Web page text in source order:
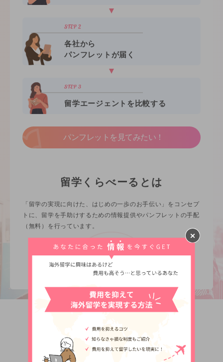
各社から
パンフレットが届く
留学エージェントを比較する
パンフレットを見てみたい！
留学くらべーるとは
「留学の実現に向けた、はじめの一歩のお手伝い」をコンセプ
トに、留学を手助けするための情報提供やパンフレットの手配
（無料）を行っています。
詳細を見る
Pick up
留学お役立ちコンテンツ